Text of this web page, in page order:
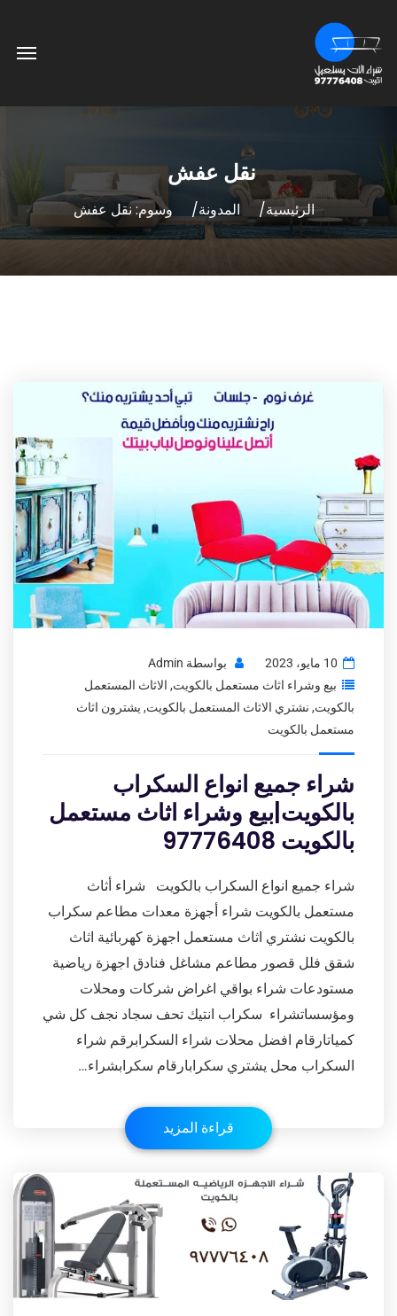
نقل عفش
الرئيسية المدونة وسوم: نقل عفش
10 مايو، 2023 بواسطة Admin
بيع وشراء اثاث مستعمل بالكويت, الاثاث المستعمل
بالكويت, نشتري الاثاث المستعمل بالكويت, يشترون اثاث
مستعمل بالكويت
شراء جميع انواع السكراب
بالكويت|بيع وشراء اثاث مستعمل
بالكويت 97776408
شراء جميع انواع السكراب بالكويت شراء أثاث
مستعمل بالكويت شراء أجهزة معدات مطاعم سكراب
بالكويت نشتري اثاث مستعمل اجهزة كهربائية اثاث
شقق فلل قصور مطاعم مشاغل فنادق اجهزة رياضية
مستودعات شراء بواقي اغراض شركات ومحلات
ومؤسساتشراء سكراب انتيك تحف سجاد نجف كل شي
كمياتارقام افضل محلات شراء السكرابرقم شراء
السكراب محل يشتري سكرابارقام سكرابشراء…
قراءة المزيد